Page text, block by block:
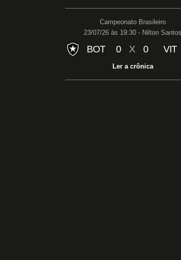
Campeonato Brasileiro
23/07/26 às 19:30 - Nilton Santos
BOT 0 X 0 VIT
Ler a crônica